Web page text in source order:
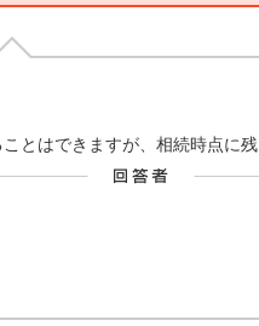
とはできますが、相続時点に